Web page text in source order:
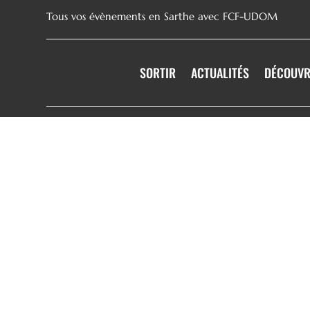
Tous vos évènements en Sarthe avec FCF-UDOM
SORTIR ACTUALITÉS